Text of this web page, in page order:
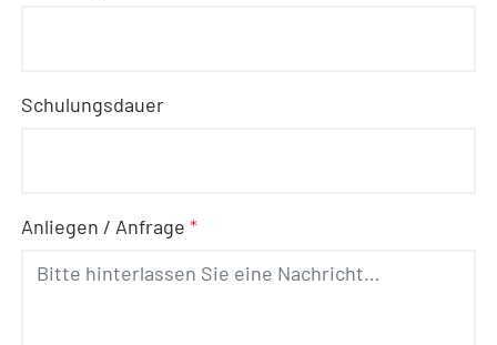
Schulungsdauer
Anliegen / Anfrage*